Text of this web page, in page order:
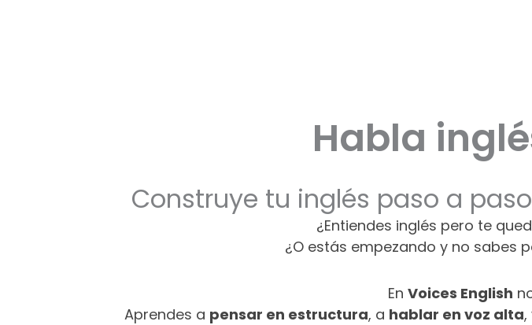
Habla
Construye tu inglés paso a
¿Entiendes inglés pero te
¿O estás empezando y no sabes
En Voices English
Aprendes a pensar en estructura, a hablar en voz alta